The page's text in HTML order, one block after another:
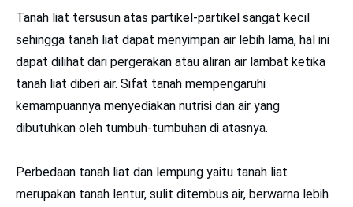
Tanah liat tersusun atas partikel-partikel sangat kecil
sehingga tanah liat dapat menyimpan air lebih lama, hal ini
dapat dilihat dari pergerakan atau aliran air lambat ketika
tanah liat diberi air. Sifat tanah mempengaruhi
kemampuannya menyediakan nutrisi dan air yang
dibutuhkan oleh tumbuh-tumbuhan di atasnya.
Perbedaan tanah liat dan lempung yaitu tanah liat
merupakan tanah lentur, sulit ditembus air, berwarna lebih